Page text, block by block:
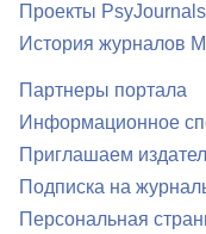
Проекты
История журналов
Партнеры портала
Информационное
Приглашаем
Подписка на
Персональная